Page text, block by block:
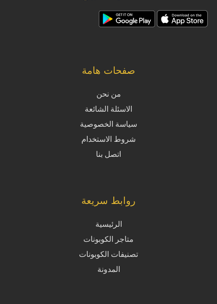
صفحات هامة
من نحن
الاسئلة الشائعة
سياسة الخصوصية
شروط الاستخدام
اتصل بنا
روابط سريعة
الرئيسية
متاجر الكوبونات
تصنيفات الكوبونات
المدونة